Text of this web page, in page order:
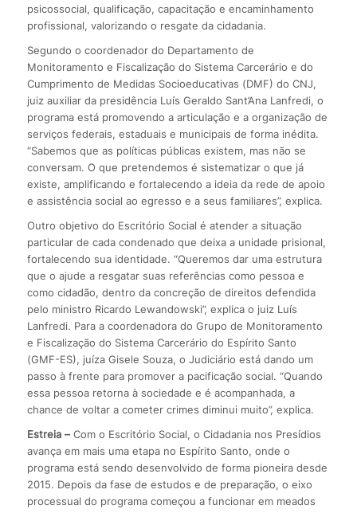
psicossocial, qualificação, capacitação e encaminhamento
profissional, valorizando o resgate da cidadania.
Segundo o coordenador do Departamento de
Monitoramento e Fiscalização do Sistema Carcerário e do
Cumprimento de Medidas Socioeducativas (DMF) do CNJ,
juiz auxiliar da presidência Luís Geraldo Sant’Ana Lanfredi, o
programa está promovendo a articulação e a organização de
serviços federais, estaduais e municipais de forma inédita.
“Sabemos que as políticas públicas existem, mas não se
conversam. O que pretendemos é sistematizar o que já
existe, amplificando e fortalecendo a ideia da rede de apoio
e assistência social ao egresso e a seus familiares”, explica.
Outro objetivo do Escritório Social é atender a situação
particular de cada condenado que deixa a unidade prisional,
fortalecendo sua identidade. “Queremos dar uma estrutura
que o ajude a resgatar suas referências como pessoa e
como cidadão, dentro da concreção de direitos defendida
pelo ministro Ricardo Lewandowski”, explica o juiz Luís
Lanfredi. Para a coordenadora do Grupo de Monitoramento
e Fiscalização do Sistema Carcerário do Espírito Santo
(GMF-ES), juíza Gisele Souza, o Judiciário está dando um
passo à frente para promover a pacificação social. “Quando
essa pessoa retorna à sociedade e é acompanhada, a
chance de voltar a cometer crimes diminui muito”, explica.
Estreia – Com o Escritório Social, o Cidadania nos Presídios
avança em mais uma etapa no Espírito Santo, onde o
programa está sendo desenvolvido de forma pioneira desde
2015. Depois da fase de estudos e de preparação, o eixo
processual do programa começou a funcionar em meados